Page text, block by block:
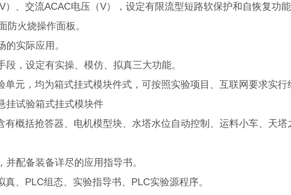
、交流ACAC电压（V），设定有限流型短路软保护和自恢复功能
火烧操作面板。
实际应用。
，设定有实操、模仿、拟真三大功能。
元，均为箱式挂式模块件式，可按照实验项目、互联网要求实
挂试验箱式挂式模块件
概括抢答器、电机模型块、水塔水位自动控制、运料小车、天
配备装备详尽的应用指导书。
、PLC组态、实验指导书、PLC实验源程序。